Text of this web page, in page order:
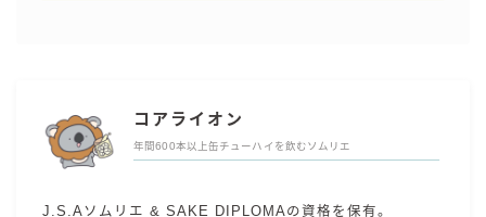
コアライオン
年間600本以上缶チューハイを飲むソムリエ
J.S.Aソムリエ & SAKE DIPLOMAの資格を保有。